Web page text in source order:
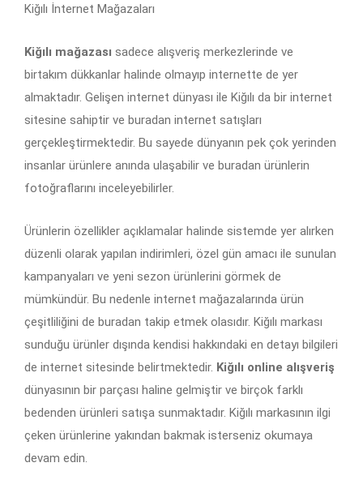
Kiğılı İnternet Mağazaları
Kiğılı mağazası sadece alışveriş merkezlerinde ve
birtakım dükkanlar halinde olmayıp internette de yer
almaktadır. Gelişen internet dünyası ile Kiğılı da bir internet
sitesine sahiptir ve buradan internet satışları
gerçekleştirmektedir. Bu sayede dünyanın pek çok yerinden
insanlar ürünlere anında ulaşabilir ve buradan ürünlerin
fotoğraflarını inceleyebilirler.
Ürünlerin özellikler açıklamalar halinde sistemde yer alırken
düzenli olarak yapılan indirimleri, özel gün amacı ile sunulan
kampanyaları ve yeni sezon ürünlerini görmek de
mümkündür. Bu nedenle internet mağazalarında ürün
çeşitliliğini de buradan takip etmek olasıdır. Kiğılı markası
sunduğu ürünler dışında kendisi hakkındaki en detayı bilgileri
de internet sitesinde belirtmektedir. Kiğılı online alışveriş
dünyasının bir parçası haline gelmiştir ve birçok farklı
bedenden ürünleri satışa sunmaktadır. Kiğılı markasının ilgi
çeken ürünlerine yakından bakmak isterseniz okumaya
devam edin.